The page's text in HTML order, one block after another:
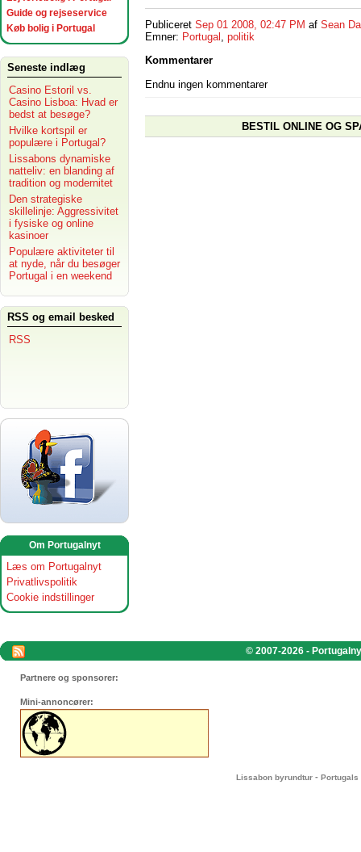
Guide og rejseservice
Køb bolig i Portugal
Seneste indlæg
Casino Estoril vs.
Casino Lisboa: Hvad er
bedst at besøge?
Hvilke kortspil er
populære i Portugal?
Lissabons dynamiske
natteliv: en blanding af
tradition og modernitet
Den strategiske
skillelinje: Aggressivitet
i fysiske og online
kasinoer
Populære aktiviteter til
at nyde, når du besøger
Portugal i en weekend
RSS og email besked
RSS
Om Portugalnyt
Læs om Portugalnyt
Privatlivspolitik
Cookie indstillinger
Publiceret Sep 01 2008, 02:47 PM af Sean
Emner: Portugal , politik
Kommentarer
Endnu ingen kommentarer
BESTIL ONLINE OG
© 2007-2026 -
Partnere og sponsorer:
Mini-annoncører:
Lissabon byrundtur - Portugals